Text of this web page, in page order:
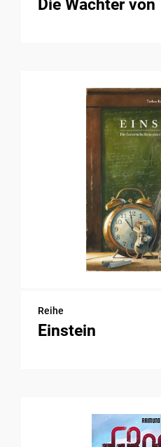
Die Wächter von
Reihe
Einstein